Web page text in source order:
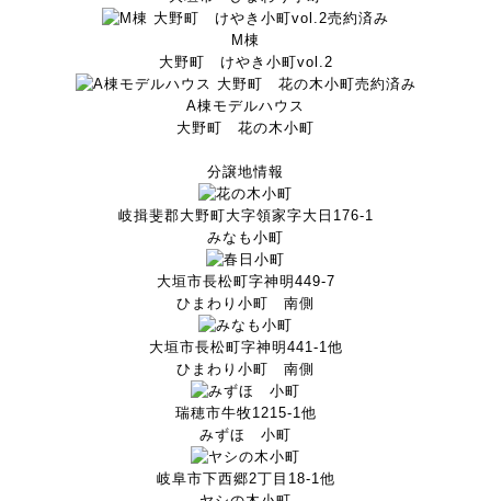
売約済み
M棟
大野町 けやき小町vol.2
売約済み
A棟モデルハウス
大野町 花の木小町
分譲地情報
岐揖斐郡大野町大字領家字大日176-1
みなも小町
大垣市長松町字神明449-7
ひまわり小町 南側
大垣市長松町字神明441-1他
ひまわり小町 南側
瑞穂市牛牧1215-1他
みずほ 小町
岐阜市下西郷2丁目18-1他